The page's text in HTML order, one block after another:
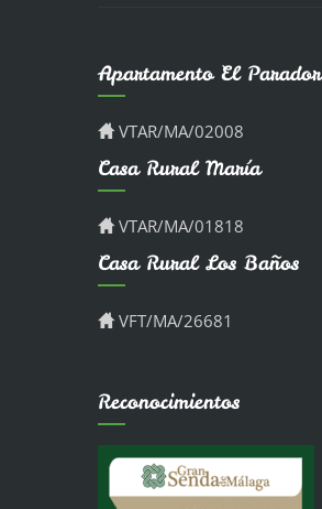
Apartamento El Parador
VTAR/MA/02008
Casa Rural María
VTAR/MA/01818
Casa Rural Los Baños
VFT/MA/26681
Reconocimientos